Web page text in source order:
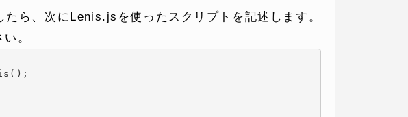
ら、次にLenis.jsを使ったスクリプトを記述します。
。